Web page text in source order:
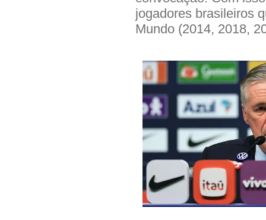
jogadores brasileiros
Mundo (2014, 2018,